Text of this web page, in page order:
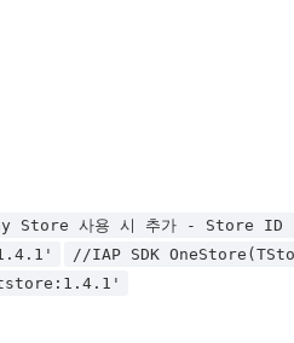
Store 사용 시 추가 - Store ID
//IAP SDK